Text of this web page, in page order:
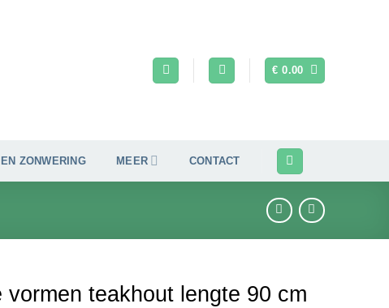
€ 0.00
ZONWERING MEER CONTACT
vormen teakhout lengte 90 cm